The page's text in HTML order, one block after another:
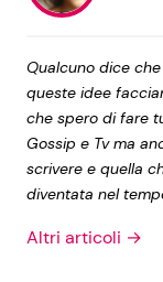
Qualcuno dice
queste idee
che spero di fare
Gossip e Tv ma
scrivere e quella
diventata nel
Altri articoli →